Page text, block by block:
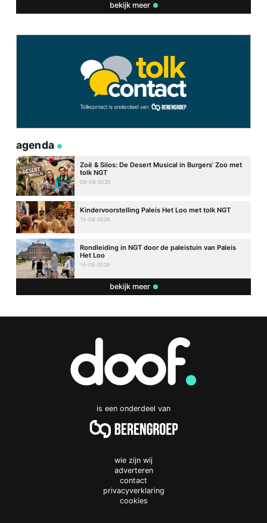
bekijk meer
agenda
Zoë & Silos: De Desert Musical in Burgers’ Zoo met
tolk NGT
08-08-2026
Kindervoorstelling Paleis Het Loo met tolk NGT
13-08-2026
Rondleiding in NGT door de paleistuin van Paleis
Het Loo
14-08-2026
bekijk meer
is een onderdeel van
wie zijn wij
adverteren
contact
privacyverklaring
cookies